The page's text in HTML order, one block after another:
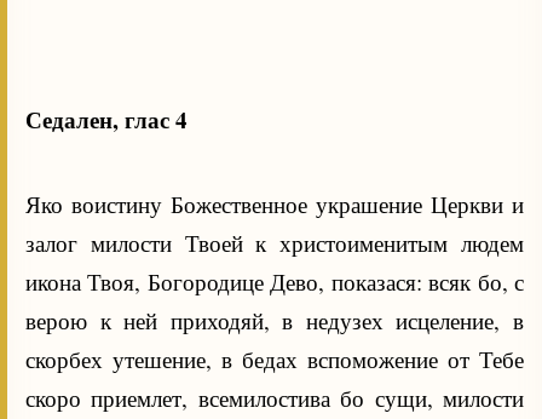
Седален, глас 4
Яко воистину Божественное украшение Церкви и
залог милости Твоей к христоименитым людем
икона Твоя, Богородице Дево, показася: всяк бо, с
верою к ней приходяй, в недузех исцеление, в
скорбех утешение, в бедах вспоможение от Тебе
скоро приемлет, всемилостива бо сущи, милости